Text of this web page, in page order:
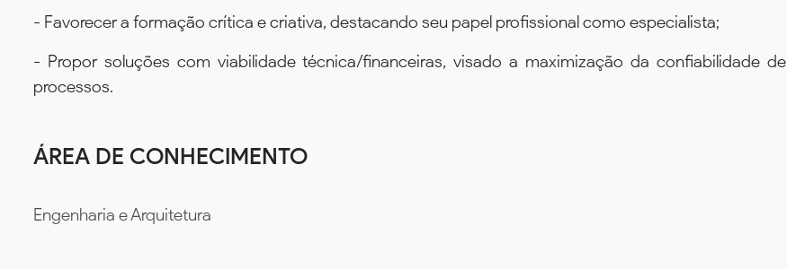
- Favorecer a formação crítica e criativa, destacando seu papel profissional como especialista;
- Propor soluções com viabilidade técnica/financeiras, visado a maximização da confiabilidade de
processos.
ÁREA DE CONHECIMENTO
Engenharia e Arquitetura